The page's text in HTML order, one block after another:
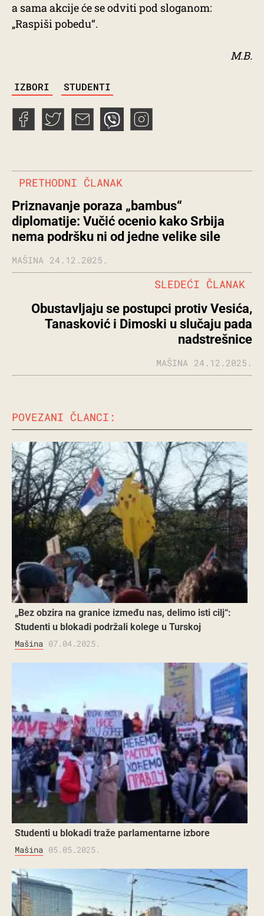
a sama akcije će se odviti pod sloganom:
„Raspiši pobedu“.
M.B.
IZBORI STUDENTI
PRETHODNI ČLANAK
Priznavanje poraza „bambus“
diplomatije: Vučić ocenio kako Srbija
nema podršku ni od jedne velike sile
MAŠINA 24.12.2025.
Obustavljaju se postupci protiv Vesića,
Tanasković i Dimoski u slučaju pada
nadstrešnice
SLEDEĆI ČLANAK
MAŠINA 24.12.2025.
POVEZANI ČLANCI:
„Bez obzira na granice između nas, delimo isti cilj“:
Studenti u blokadi podržali kolege u Turskoj
Mašina 07.04.2025.
Studenti u blokadi traže parlamentarne izbore
Mašina 05.05.2025.